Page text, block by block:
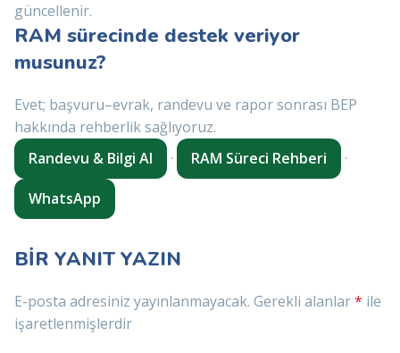
güncellenir.
RAM sürecinde destek veriyor
musunuz?
Evet; başvuru–evrak, randevu ve rapor sonrası BEP
hakkında rehberlik sağlıyoruz.
Randevu & Bilgi Al
· RAM Süreci Rehberi ·
WhatsApp
BIR YANIT YAZIN
E-posta adresiniz yayınlanmayacak. Gerekli alanlar* ile
işaretlenmişlerdir